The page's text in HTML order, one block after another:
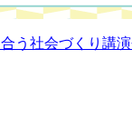
う社会づくり講